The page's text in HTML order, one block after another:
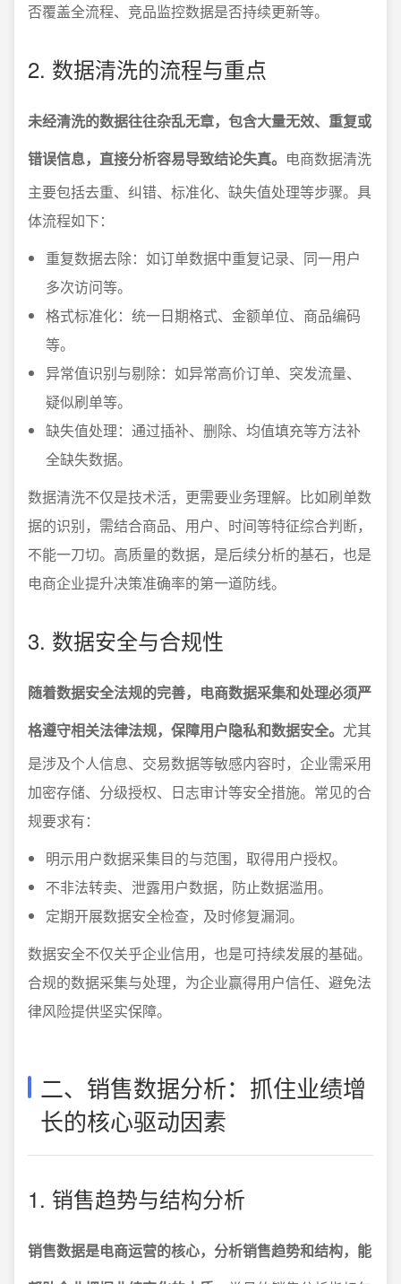
否覆盖全流程、竞品监控数据是否持续更新等。
2. 数据清洗的流程与重点
未经清洗的数据往往杂乱无章，包含大量无效、重复或
错误信息，直接分析容易导致结论失真。 电商数据清洗
主要包括去重、纠错、标准化、缺失值处理等步骤。具
体流程如下：
重复数据去除：如订单数据中重复记录、同一用户
多次访问等。
格式标准化：统一日期格式、金额单位、商品编码
等。
异常值识别与剔除：如异常高价订单、突发流量、
疑似刷单等。
缺失值处理：通过插补、删除、均值填充等方法补
全缺失数据。
数据清洗不仅是技术活，更需要业务理解。比如刷单数
据的识别，需结合商品、用户、时间等特征综合判断，
不能一刀切。高质量的数据，是后续分析的基石，也是
电商企业提升决策准确率的第一道防线。
3. 数据安全与合规性
随着数据安全法规的完善，电商数据采集和处理必须严
格遵守相关法律法规，保障用户隐私和数据安全。 尤其
是涉及个人信息、交易数据等敏感内容时，企业需采用
加密存储、分级授权、日志审计等安全措施。常见的合
规要求有：
明示用户数据采集目的与范围，取得用户授权。
不非法转卖、泄露用户数据，防止数据滥用。
定期开展数据安全检查，及时修复漏洞。
数据安全不仅关乎企业信用，也是可持续发展的基础。
合规的数据采集与处理，为企业赢得用户信任、避免法
律风险提供坚实保障。
二、销售数据分析：抓住业绩增
长的核心驱动因素
1. 销售趋势与结构分析
销售数据是电商运营的核心，分析销售趋势和结构，能